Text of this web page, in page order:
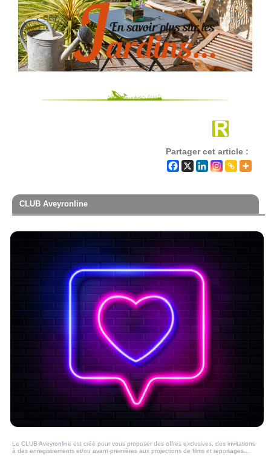
Partager cet article :
CLUB Aveyronline
Le CLUB Aveyronline est créé pour vous proposer des offres exclusives, des invitations
à des enregistrements et/ou avant-premières aux projections de films et reportages…